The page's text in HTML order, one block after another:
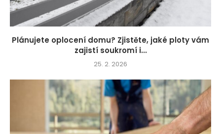
Plánujete oplocení domu? Zjistěte, jaké ploty vám
zajistí soukromí i...
25. 2. 2026